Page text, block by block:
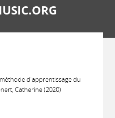
d'apprentissage du
Catherine (2020)